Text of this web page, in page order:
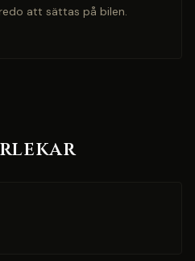
att sättas på bilen.